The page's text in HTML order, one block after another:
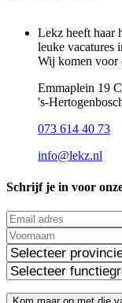
Lekz heeft haar
leuke vacatures
Wij komen voor
Emmaplein 19 C
073 614 40 73
info@lekz.nl
Schrijf je in voor